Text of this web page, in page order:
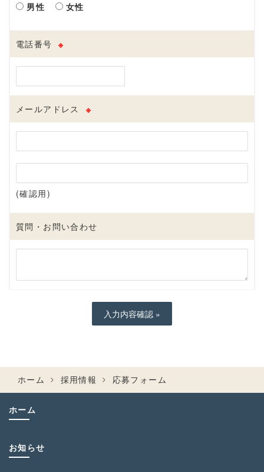
男性 女性
電話番号 ※
メールアドレス ※
(確認用)
質問・お問い合わせ
ホーム 採用情報 応募フォーム
ホーム
お知らせ